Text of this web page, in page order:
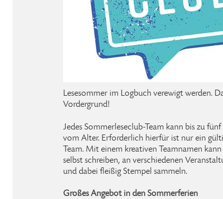
Lesesommer im Logbuch verewigt werden.
Vordergrund!
Jedes Sommerleseclub-Team kann bis zu
vom Alter. Erforderlich hierfür ist nur ein
Team. Mit einem kreativen Teamnamen
selbst schreiben, an verschiedenen
und dabei fleißig Stempel sammeln.
Großes Angebot in den Sommerferien